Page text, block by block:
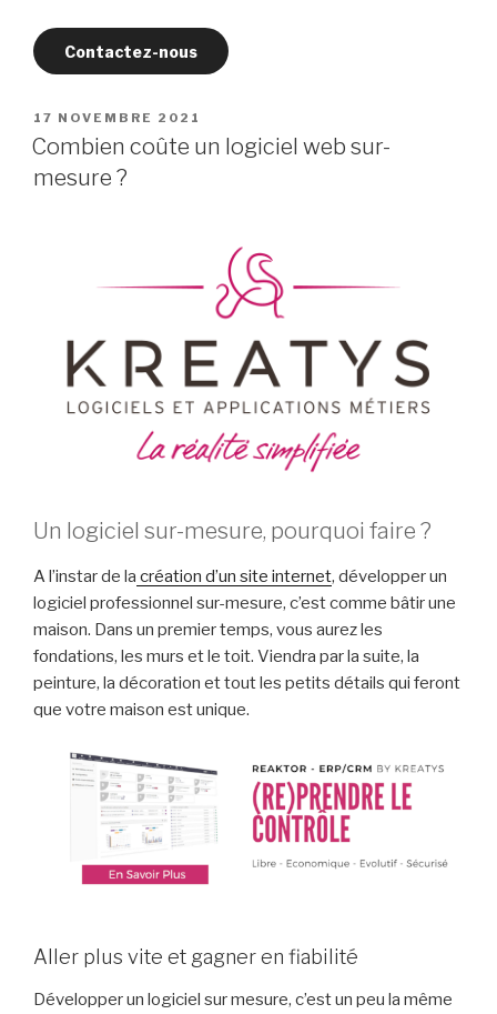
Contactez-nous
PUBLIÉ
LE
17 NOVEMBRE 2021
Combien coûte un logiciel web sur-
mesure ?
Un logiciel sur-mesure, pourquoi faire ?
A l’instar de la création d’un site internet, développer un
logiciel professionnel sur-mesure, c’est comme bâtir une
maison. Dans un premier temps, vous aurez les
fondations, les murs et le toit. Viendra par la suite, la
peinture, la décoration et tout les petits détails qui feront
que votre maison est unique.
Aller plus vite et gagner en fiabilité
Développer un logiciel sur mesure, c’est un peu la même